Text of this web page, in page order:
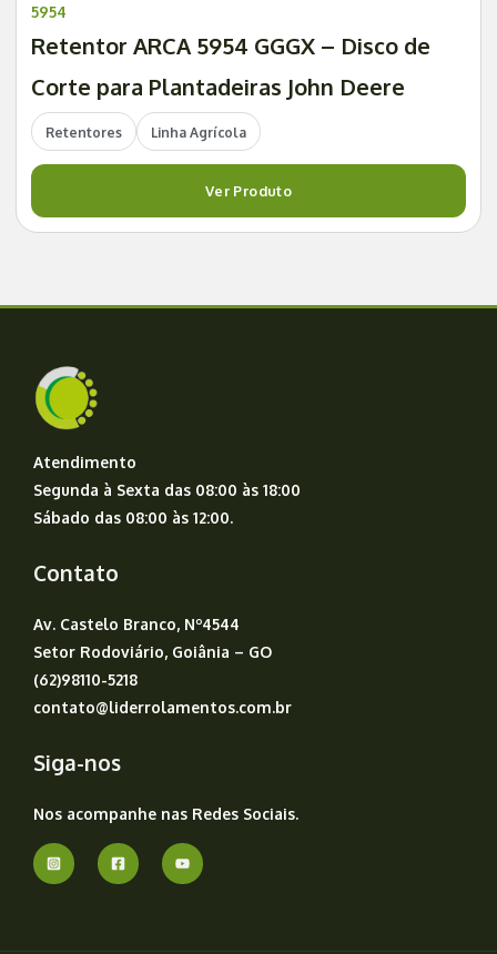
5954
Retentor ARCA 5954 GGGX – Disco de
Corte para Plantadeiras John Deere
Retentores Linha Agrícola
Ver Produto
Atendimento
Segunda à Sexta das 08:00 às 18:00
Sábado das 08:00 às 12:00.
Contato
Av. Castelo Branco, Nº4544
Setor Rodoviário, Goiânia – GO
(62)98110-5218
contato@liderrolamentos.com.br
Siga-nos
Nos acompanhe nas Redes Sociais.